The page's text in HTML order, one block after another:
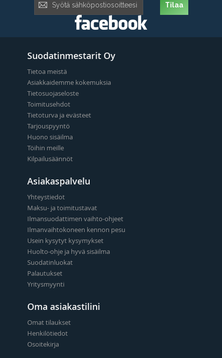
uutiskirje:
Tilaa
Suodatinmestarit Oy
Tietoa meistä
Asiakkaidemme kokemuksia
Tietosuojaseloste
Toimitusehdot
Tietoturva ja evästeet
Tarjouspyyntö
Huono sisäilma
Töihin meille
Kilpailusäännöt
Asiakaspalvelu
Yhteystiedot
Maksu- ja toimitustavat
Ilmansuodattimen vaihto-ohjeet
Ilmanvaihtokoneen kennon pesu
Usein kysytyt kysymykset
Huolto-ohje ja hyvä sisäilma
Suodatinluokat
Palautukset
Yritysmyynti
Oma asiakastilini
Omat tilaukset
Henkilötiedot
Osoitekirja